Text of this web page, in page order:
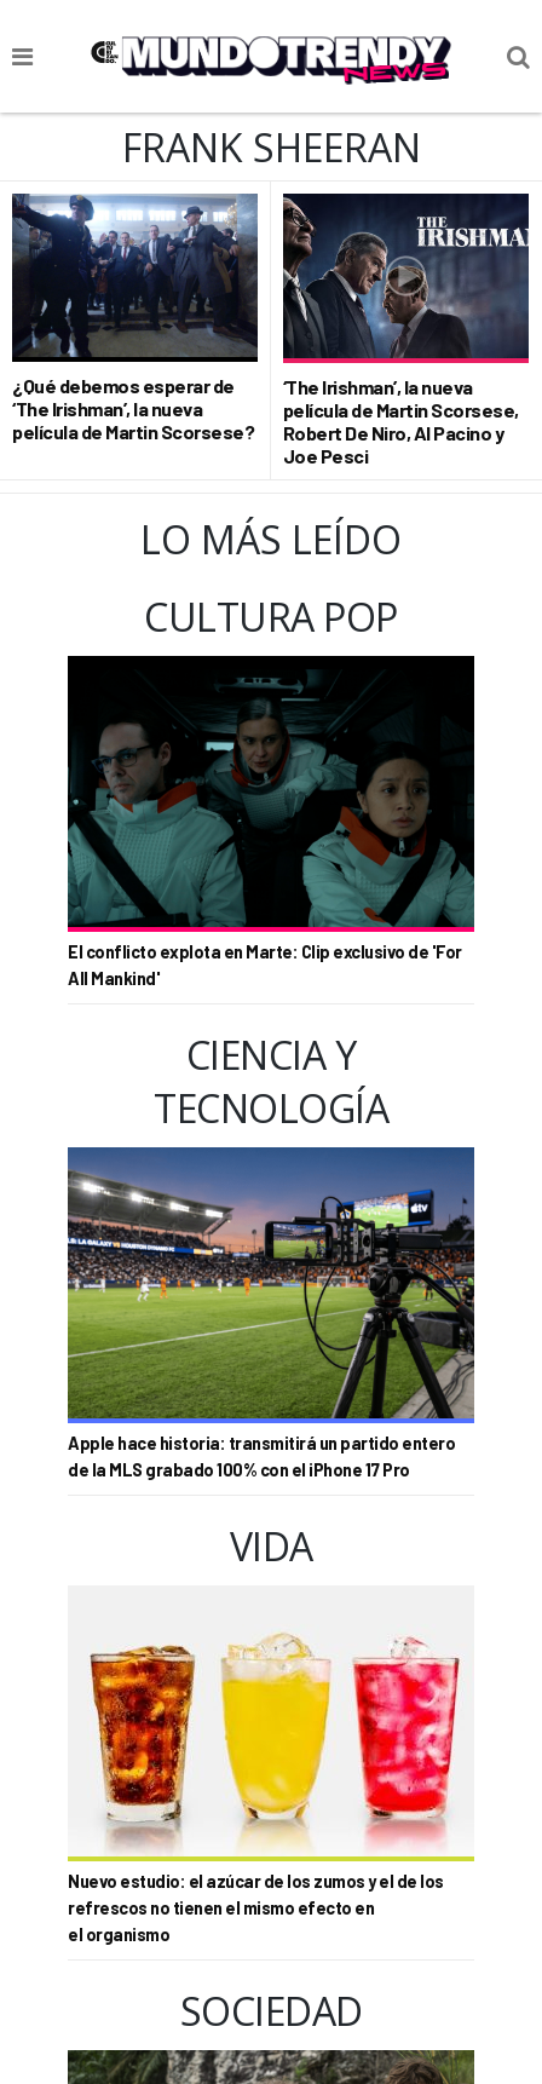
NOTICIAS
CIENCIA Y TECNOLOGÍA
VIDA
SOCIEDAD
CULTURIZANDO.COM
FRANK SHEERAN
¿Qué debemos esperar de
‘The Irishman’, la nueva
película de Martin Scorsese?
‘The Irishman’, la nueva
película de Martin Scorsese,
Robert De Niro, Al Pacino y
Joe Pesci
LO MÁS LEÍDO
CULTURA POP
El conflicto explota en Marte: Clip exclusivo de 'For
All Mankind'
CIENCIA Y
TECNOLOGÍA
Apple hace historia: transmitirá un partido entero
de la MLS grabado 100% con el iPhone 17 Pro
VIDA
Nuevo estudio: el azúcar de los zumos y el de los
refrescos no tienen el mismo efecto en
el organismo
SOCIEDAD